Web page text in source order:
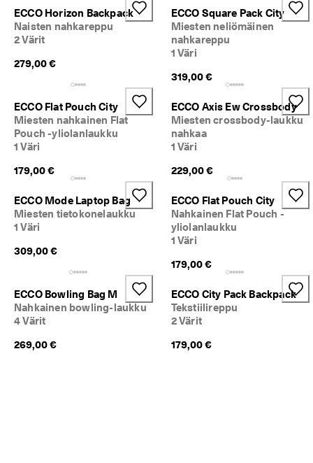
ECCO Horizon Backpack
Naisten nahkareppu
2 Värit
279,00 €
ECCO Square Pack City
Miesten neliömäinen
nahkareppu
1 Väri
319,00 €
ECCO Flat Pouch City
Miesten nahkainen Flat
Pouch -yliolanlaukku
1 Väri
179,00 €
ECCO Axis Ew Crossbody
Miesten crossbody-laukku
nahkaa
1 Väri
229,00 €
ECCO Mode Laptop Bag
Miesten tietokonelaukku
1 Väri
309,00 €
ECCO Flat Pouch City
Nahkainen Flat Pouch -
yliolanlaukku
1 Väri
179,00 €
ECCO Bowling Bag M
Nahkainen bowling-laukku
4 Värit
269,00 €
ECCO City Pack Backpack
Tekstiilireppu
2 Värit
179,00 €